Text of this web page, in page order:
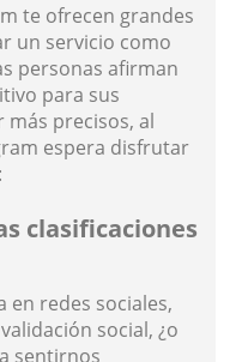
te ofrecen grandes
un servicio como
personas afirman
para sus
más precisos, al
espera disfrutar
clasificaciones
en redes sociales,
social, ¿o
sentirnos